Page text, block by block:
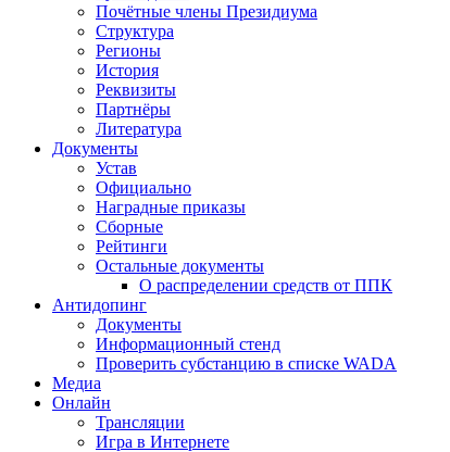
Почётные члены Президиума
Структура
Регионы
История
Реквизиты
Партнёры
Литература
Документы
Устав
Официально
Наградные приказы
Сборные
Рейтинги
Остальные документы
О распределении средств от ППК
Антидопинг
Документы
Информационный стенд
Проверить субстанцию в списке WADA
Медиа
Онлайн
Трансляции
Игра в Интернете